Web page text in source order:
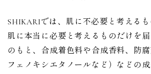
SHIKARIでは、肌に不必要と考えるも
肌に本当に必要と考えるものだけを
のもと、合成着色料や合成香料、防腐
フェノキシエタノールなど）などの